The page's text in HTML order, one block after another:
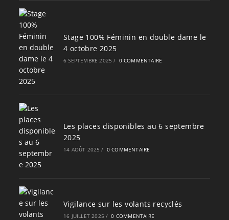
Stage 100% Féminin en double dame le
4 octobre 2025
6 SEPTEMBRE 2025 / 0 COMMENTAIRE
Les places disponibles au 6 septembre
2025
14 AOÛT 2025 / 0 COMMENTAIRE
Vigilance sur les volants recyclés
16 JUILLET 2025 / 0 COMMENTAIRE